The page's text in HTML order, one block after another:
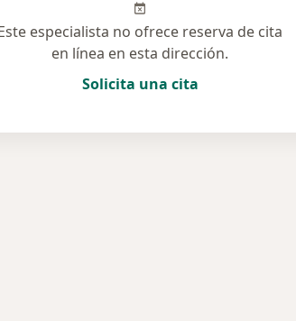
solucionadas (3)
especialista no ofrece reserva de cita
en línea en esta dirección.
Solicita una cita